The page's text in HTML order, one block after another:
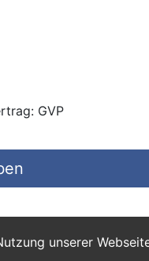
unserer
GVP